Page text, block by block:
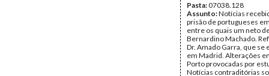
Pasta:07038.128
Assunto:Notícias
prisão de portugueses
entre os quais um neto
Bernardino Machado.
Dr. Amado Garra, que se
em Madrid. Alterações
Porto provocadas por
Notícias contraditórias